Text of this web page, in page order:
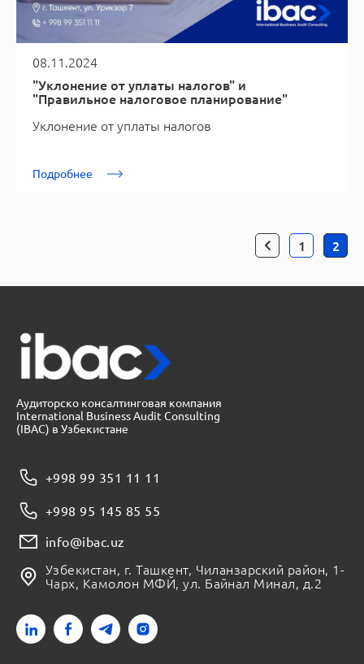
08.11.2024
"Уклонение от уплаты налогов" и
"Правильное налоговое планирование"
Уклонение от уплаты налогов
Подробнее
1 2
Аудиторско консалтинговая компания
International Business Audit Consulting
(IBAC) в Узбекистане
+998 99 351 11 11
+998 95 145 85 55
info@ibac.uz
Узбекистан, г. Ташкент, Чиланзарский район, 1-
Чарх, Камолон МФЙ, ул. Байнал Минал, д.2